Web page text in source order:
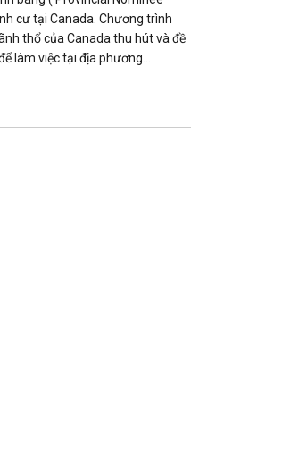
thổ của Canada thu hút và đề
làm việc tại địa phương...